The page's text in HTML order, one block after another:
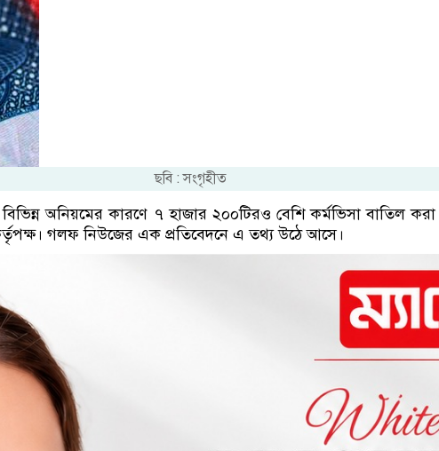
ছবি : সংগৃহীত
অনিয়মের কারণে ৭ হাজার ২০০টিরও বেশি কর্মভিসা বাতিল
গলফ নিউজের এক প্রতিবেদনে এ তথ্য উঠে আসে।